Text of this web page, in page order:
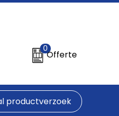
0
Offerte
productverzoek